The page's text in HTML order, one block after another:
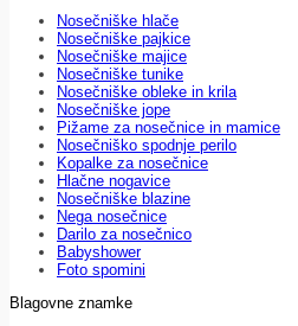
Nosečniške hlače
Nosečniške pajkice
Nosečniške majice
Nosečniške tunike
Nosečniške obleke in krila
Nosečniške jope
Pižame za nosečnice in mamice
Nosečniško spodnje perilo
Kopalke za nosečnice
Hlačne nogavice
Nosečniške blazine
Nega nosečnice
Darilo za nosečnico
Babyshower
Foto spomini
Blagovne znamke